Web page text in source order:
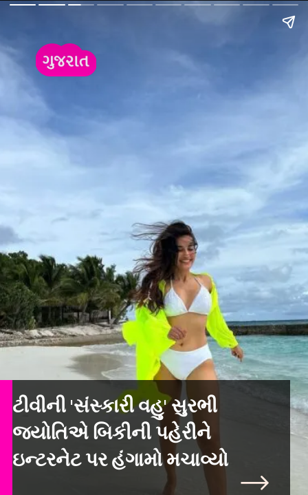
ટીવીની 'સંસ્કારી વહુ' સુરભી
જ્યોતિએ બિકીની પહેરીને